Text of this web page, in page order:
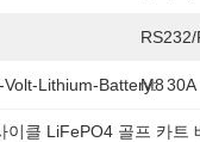
Lithium-Battery: 30A
M8
클 LiFePO4 골프 카트